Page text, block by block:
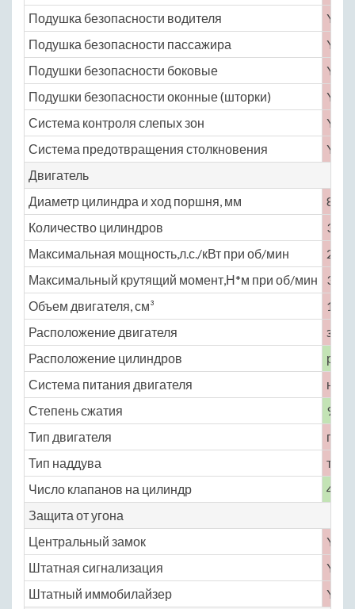
Подушка безопасности водителя
Yes
Подушка безопасности пассажира
Yes
Подушки безопасности боковые
Yes
Подушки безопасности оконные (шторки)
Yes
Система контроля слепых зон
Yes
Система предотвращения столкновения
Yes
Двигатель
Диаметр цилиндра и ход поршня, мм
82 ×
Количество цилиндров
3
Максимальная мощность,л.с./кВт при об/мин
231
Максимальный крутящий момент,Н*м при об/мин
320
Объем двигателя, см³
1499
Расположение двигателя
Расположение цилиндров
Система питания двигателя
Степень сжатия
9.5
Тип двигателя
Тип наддува
Число клапанов на цилиндр
4
Защита от угона
Центральный замок
Yes
Штатная сигнализация
Yes
Штатный иммобилайзер
Yes